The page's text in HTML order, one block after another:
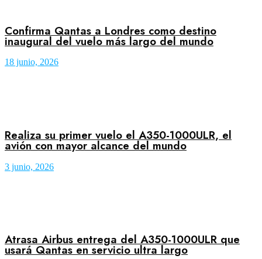
Confirma Qantas a Londres como destino
inaugural del vuelo más largo del mundo
18 junio, 2026
Realiza su primer vuelo el A350-1000ULR, el
avión con mayor alcance del mundo
3 junio, 2026
Atrasa Airbus entrega del A350-1000ULR que
usará Qantas en servicio ultra largo